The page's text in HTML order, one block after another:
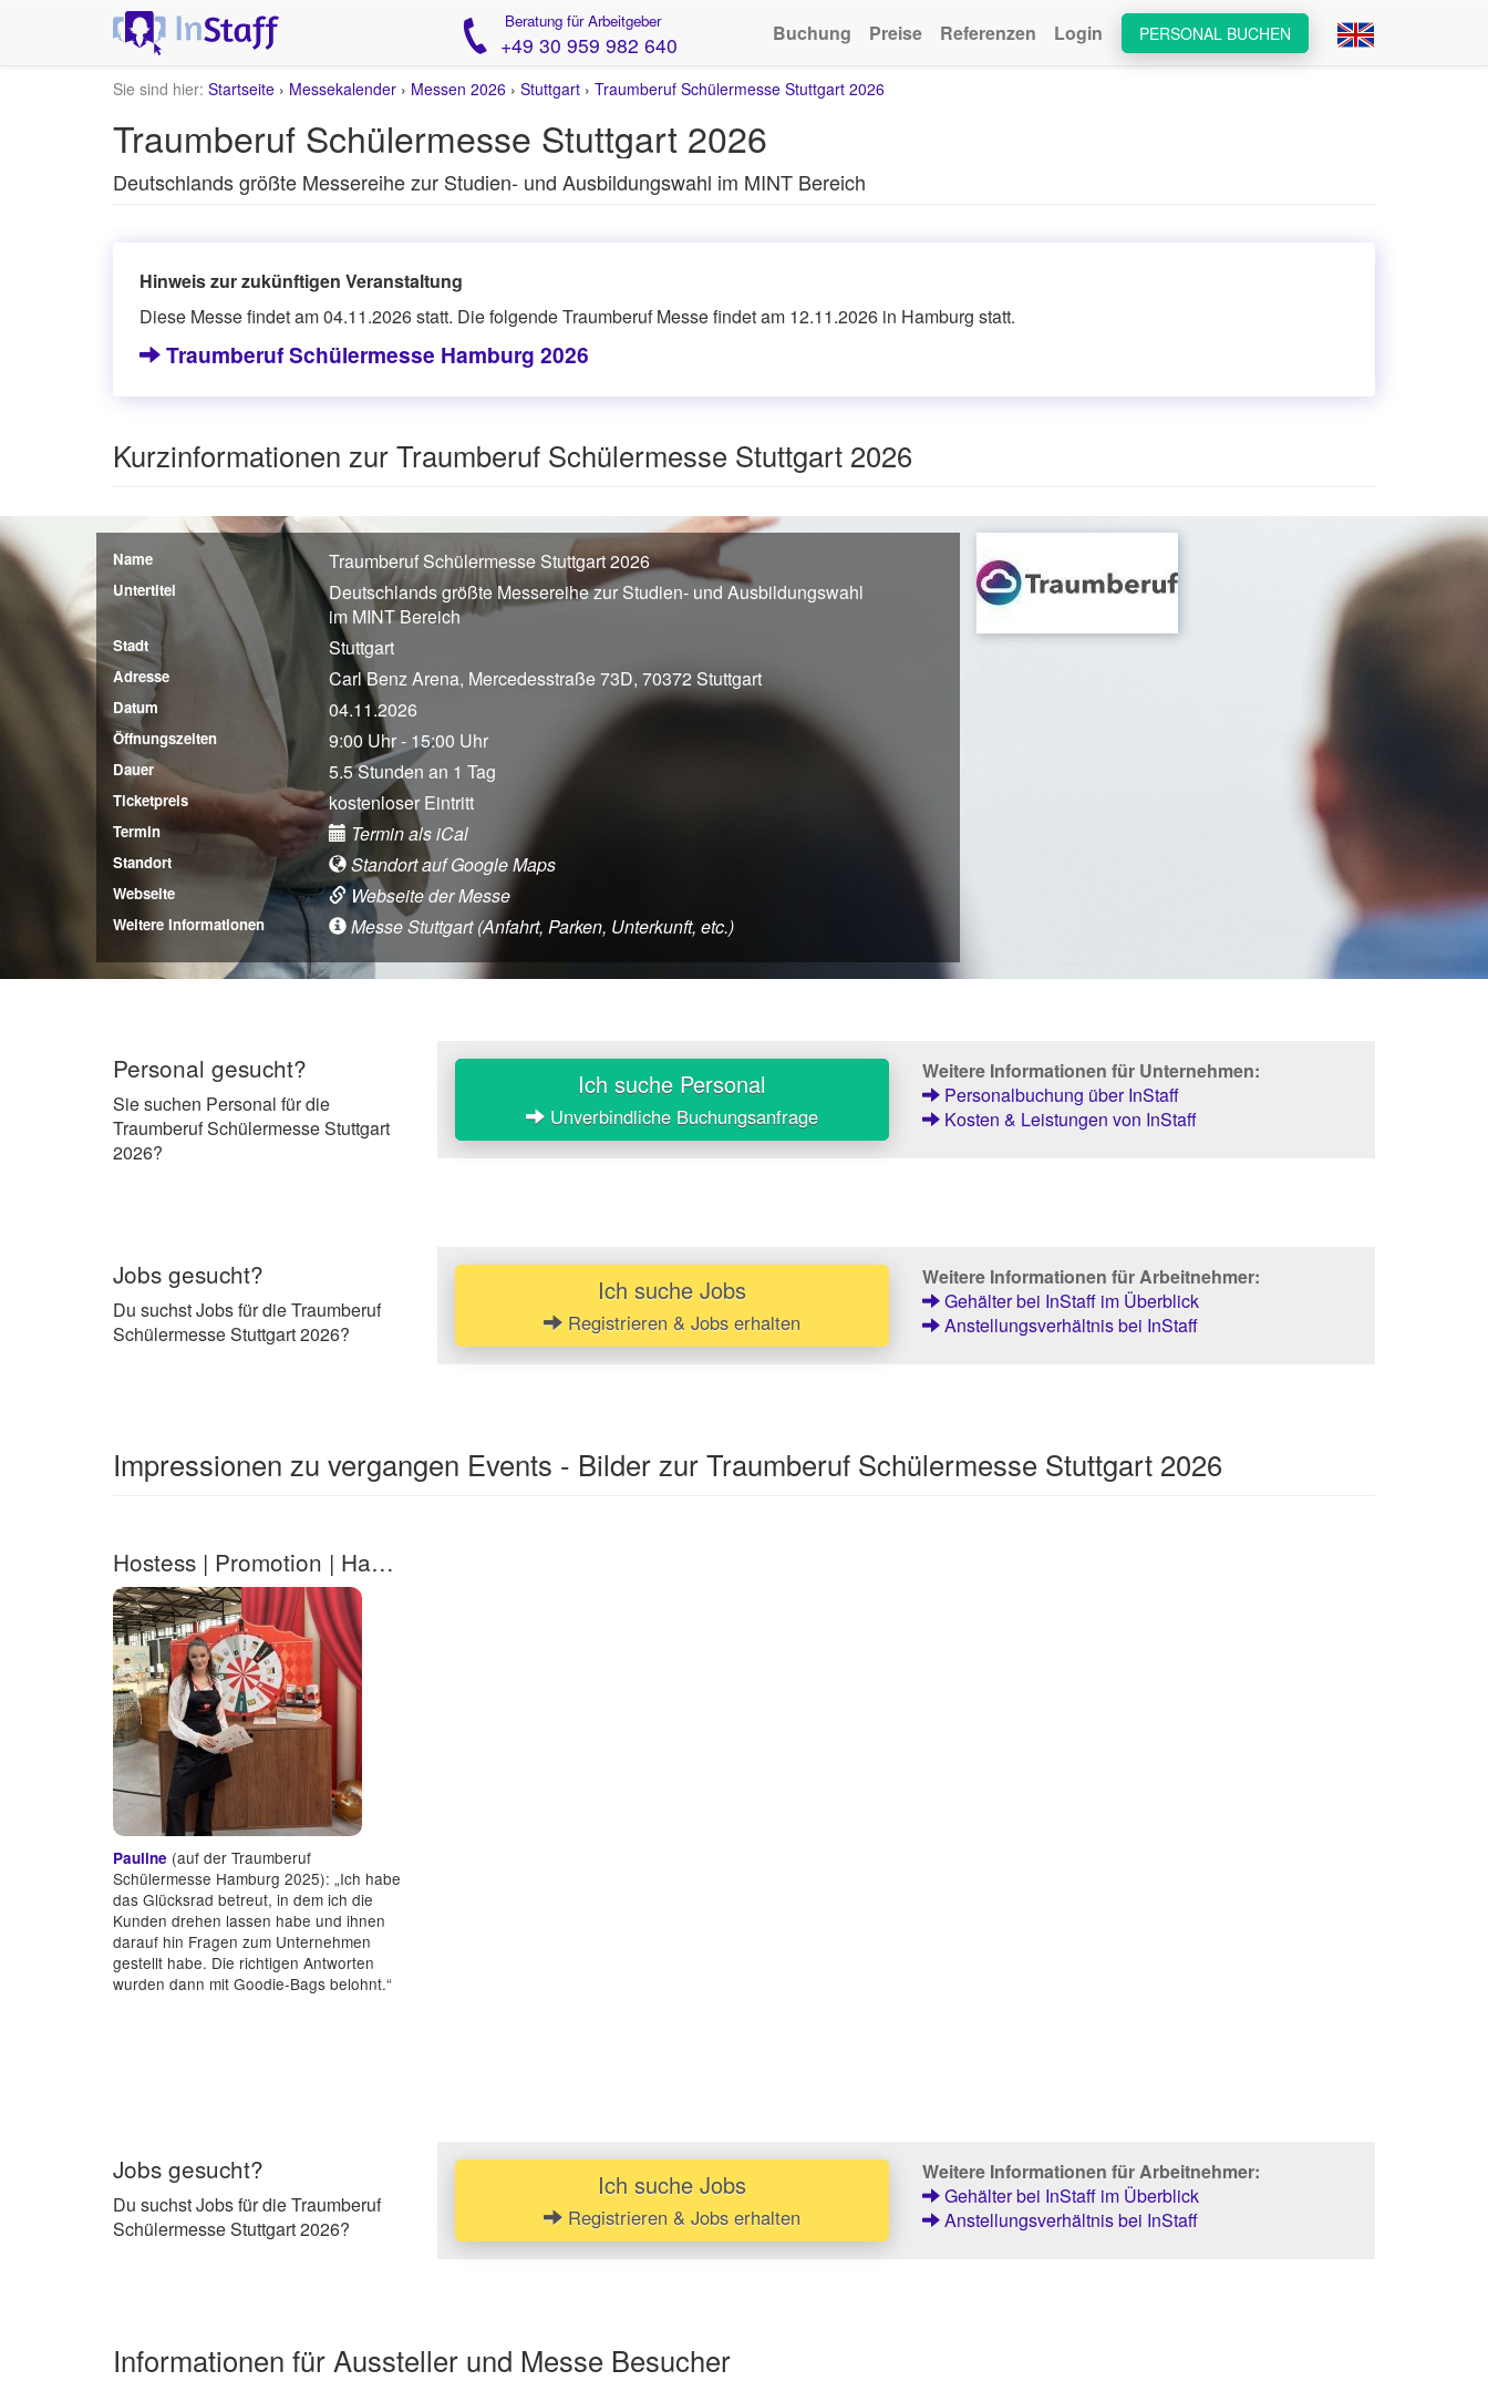
Beratung für Arbeitgeber
+49 30 959 982 640 PERSONAL BUCHEN
Buchung Preise Referenzen Login
Sie sind hier: Startseite › Messekalender › Messen 2026 › Stuttgart › Traumberuf Schülermesse Stuttgart 2026
Traumberuf Schülermesse Stuttgart 2026
Deutschlands größte Messereihe zur Studien- und Ausbildungswahl im MINT Bereich
Hinweis zur zukünftigen Veranstaltung
Diese Messe findet am 04.11.2026 statt. Die folgende Traumberuf Messe findet am 12.11.2026 in Hamburg statt.
Traumberuf Schülermesse Hamburg 2026
Kurzinformationen zur Traumberuf Schülermesse Stuttgart 2026
Name Traumberuf Schülermesse Stuttgart 2026
Untertitel
Deutschlands größte Messereihe zur Studien- und Ausbildungswahl
im MINT Bereich
Stadt Stuttgart
Adresse Carl Benz Arena, Mercedesstraße 73D, 70372 Stuttgart
Datum 04.11.2026
Öffnungszeiten 9:00 Uhr - 15:00 Uhr
Dauer 5.5 Stunden an 1 Tag
Ticketpreis kostenloser Eintritt
Termin Termin als iCal
Standort Standort auf Google Maps
Webseite Webseite der Messe
Weitere Informationen Messe Stuttgart (Anfahrt, Parken, Unterkunft, etc.)
Personal gesucht?
Sie suchen Personal für die
Traumberuf Schülermesse Stuttgart
2026?
Ich suche Personal
Unverbindliche Buchungsanfrage
Weitere Informationen für Unternehmen:
Personalbuchung über InStaff
Kosten & Leistungen von InStaff
Jobs gesucht?
Du suchst Jobs für die Traumberuf
Schülermesse Stuttgart 2026?
Ich suche Jobs
Registrieren & Jobs erhalten
Weitere Informationen für Arbeitnehmer:
Gehälter bei InStaff im Überblick
Anstellungsverhältnis bei InStaff
Impressionen zu vergangen Events - Bilder zur Traumberuf Schülermesse Stuttgart 2026
Hostess | Promotion | Hausmesse in Hamburg | Cruise Center (m/w/d) 2.2
Pauline (auf der Traumberuf
Schülermesse Hamburg 2025): „Ich habe
das Glücksrad betreut, in dem ich die
Kunden drehen lassen habe und ihnen
darauf hin Fragen zum Unternehmen
gestellt habe. Die richtigen Antworten
wurden dann mit Goodie-Bags belohnt.“
Jobs gesucht?
Du suchst Jobs für die Traumberuf
Schülermesse Stuttgart 2026?
Ich suche Jobs
Registrieren & Jobs erhalten
Weitere Informationen für Arbeitnehmer:
Gehälter bei InStaff im Überblick
Anstellungsverhältnis bei InStaff
Informationen für Aussteller und Messe Besucher